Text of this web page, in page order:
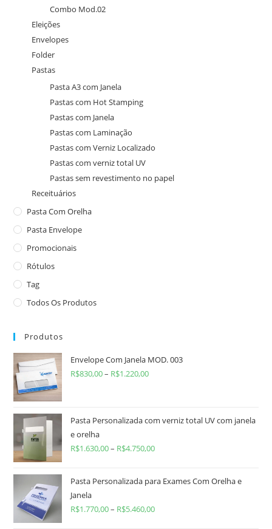
Combo Mod.02
Eleições
Envelopes
Folder
Pastas
Pasta A3 com Janela
Pastas com Hot Stamping
Pastas com Janela
Pastas com Laminação
Pastas com Verniz Localizado
Pastas com verniz total UV
Pastas sem revestimento no papel
Receituários
Pasta Com Orelha
Pasta Envelope
Promocionais
Rótulos
Tag
Todos Os Produtos
Produtos
Envelope Com Janela MOD. 003
R$830,00– R$1.220,00
Pasta Personalizada com verniz total UV com janela
e orelha
R$1.630,00– R$4.750,00
Pasta Personalizada para Exames Com Orelha e
Janela
R$1.770,00– R$5.460,00